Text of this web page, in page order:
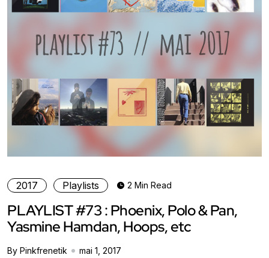
2017 Playlists 2 Min Read
PLAYLIST #73 : Phoenix, Polo & Pan,
Yasmine Hamdan, Hoops, etc
By Pinkfrenetik mai 1, 2017